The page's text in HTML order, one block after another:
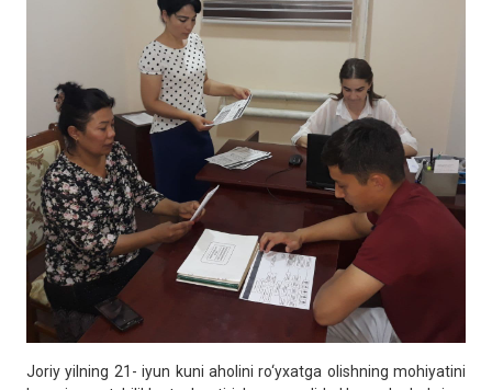
Joriy yilning 21- iyun kuni aholini ro‘yxatga olishning mohiyatini